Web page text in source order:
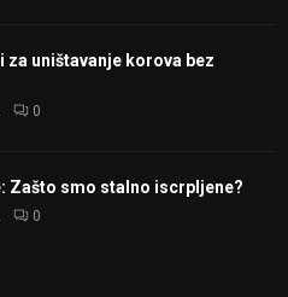
za uništavanje korova bez
0
Zašto smo stalno iscrpljene?
0